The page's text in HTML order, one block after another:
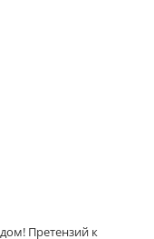
Претензий к